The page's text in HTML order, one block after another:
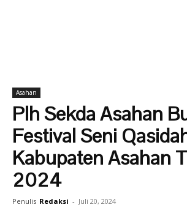
Asahan
Plh Sekda Asahan
Festival Seni
Kabupaten Asahan
2024
Penulis Redaksi - Juli 20, 2024